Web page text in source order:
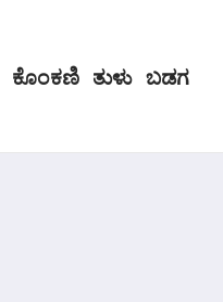
ಕೊಂಕಣಿ ತುಳು ಬಡಗ